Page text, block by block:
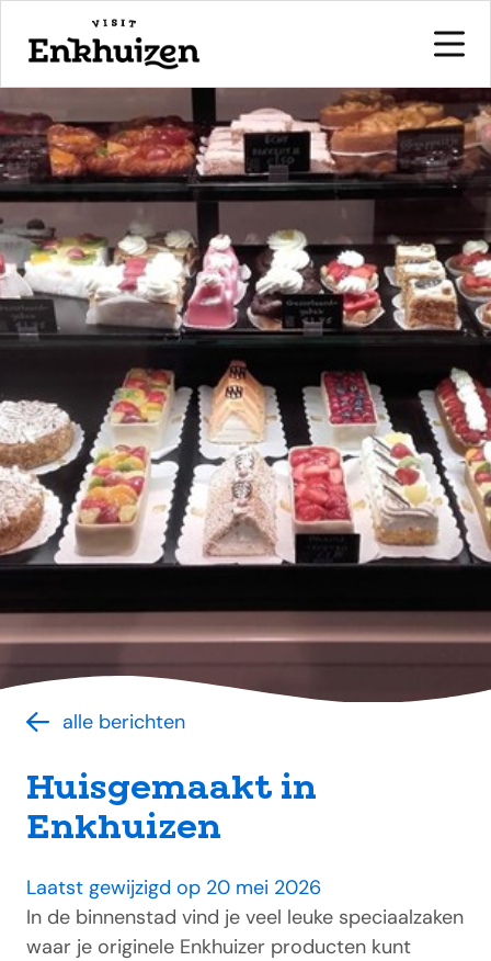
naar de inhoud
alle berichten
Huisgemaakt in
Enkhuizen
Laatst gewijzigd op 20 mei 2026
In de binnenstad vind je veel leuke speciaalzaken
waar je originele Enkhuizer producten kunt